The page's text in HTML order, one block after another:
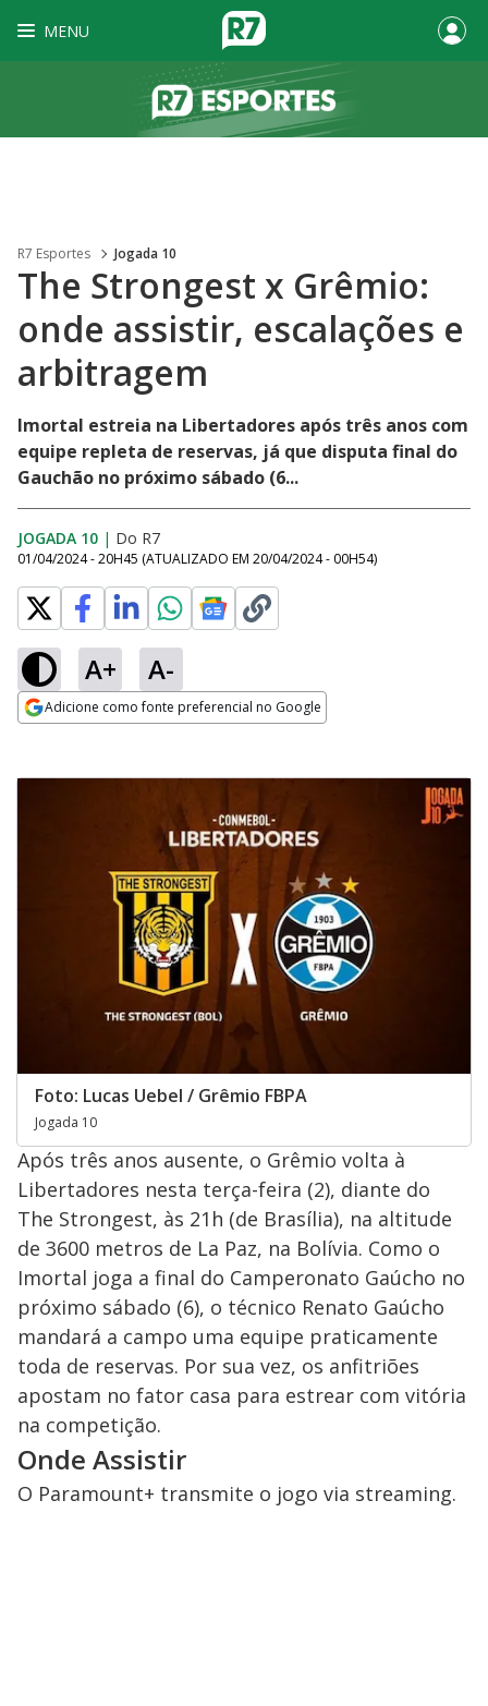
MENU
R7 Esportes Jogada 10
The Strongest x Grêmio:
onde assistir, escalações e
arbitragem
Imortal estreia na Libertadores após três anos com
equipe repleta de reservas, já que disputa final do
Gauchão no próximo sábado (6...
JOGADA 10 | Do R7
01/04/2024 - 20H45 (ATUALIZADO EM 20/04/2024 - 00H54)
A+ A-
Adicione como fonte preferencial no Google
Foto: Lucas Uebel / Grêmio FBPA
Jogada 10
Após três anos ausente, o Grêmio volta à
Libertadores nesta terça-feira (2), diante do
The Strongest, às 21h (de Brasília), na altitude
de 3600 metros de La Paz, na Bolívia. Como o
Imortal joga a final do Camperonato Gaúcho no
próximo sábado (6), o técnico Renato Gaúcho
mandará a campo uma equipe praticamente
toda de reservas. Por sua vez, os anfitriões
apostam no fator casa para estrear com vitória
na competição.
Onde Assistir
O Paramount+ transmite o jogo via streaming.